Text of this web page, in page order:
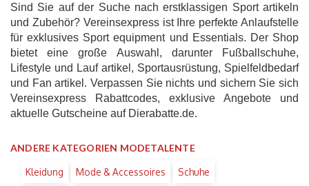
Sind Sie auf der Suche nach erstklassigen Sport artikeln
und Zubehör? Vereinsexpress ist Ihre perfekte Anlaufstelle
für exklusives Sport equipment und Essentials. Der Shop
bietet eine große Auswahl, darunter Fußballschuhe,
Lifestyle und Lauf artikel, Sportausrüstung, Spielfeldbedarf
und Fan artikel. Verpassen Sie nichts und sichern Sie sich
Vereinsexpress Rabattcodes, exklusive Angebote und
aktuelle Gutscheine auf Dierabatte.de.
ANDERE KATEGORIEN MODETALENTE
Kleidung Mode & Accessoires Schuhe